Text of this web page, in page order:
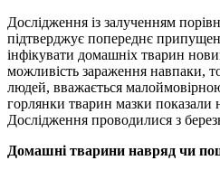
Дослідження із залученням
підтверджує попереднє
інфікувати домашніх тварин
можливість зараження навпаки,
людей, вважається
горлянки тварин мазки показали
Дослідження проводилися з
Домашні тварини навряд чи